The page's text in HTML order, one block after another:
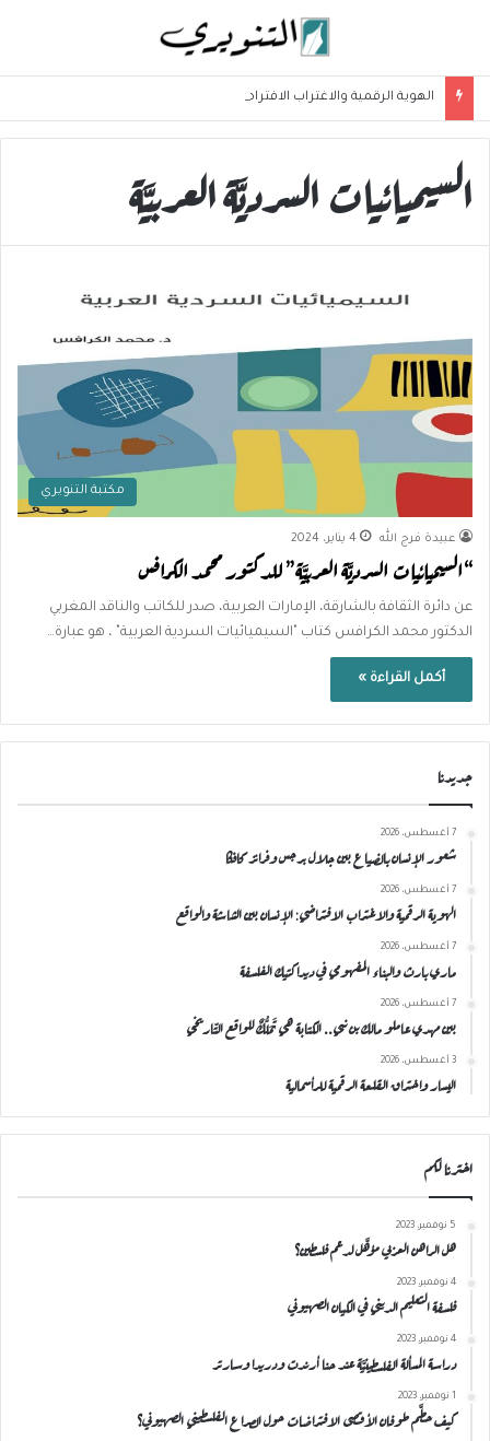
الهوية الرقمية والاغتراب الافتراضي: الإنسان بين الشاشة والواقع
السيميائيات السرديَّة العربيَّة
مكتبة التنويري
عبيدة فرج الله 4 يناير، 2024
“السيميائيات السرديَّة العربيَّة” للدكتور محمد الكرافس
عن دائرة الثقافة بالشارقة، الإمارات العربية، صدر للكاتب والناقد المغربي
الدكتور محمد الكرافس كتاب "السيميائيات السردية العربية" ، هو عبارة…
أكمل القراءة »
جديدنا
7 أغسطس، 2026
شعور الإنسان بالضياع بين جلال برجس وفرانز كافكا
7 أغسطس، 2026
الهوية الرقمية والاغتراب الافتراضي: الإنسان بين الشاشة والواقع
7 أغسطس، 2026
ماري بارث والبناء المفهومي في ديداكتيك الفلسفة
7 أغسطس، 2026
بين مهدي عاملو مالك بن نبي.. الكتابة هي تَمَلُّكٌ للواقع التّاريخي
3 أغسطس، 2026
اليسار واختراق القلعة الرقمية للرأسمالية
اخترنا لكم
5 نوفمبر، 2023
هل الراهن العربي مؤهَّل لدعم فلسطين؟
4 نوفمبر، 2023
فلسفة التعليم الديني في الكيان الصهيوني
4 نوفمبر، 2023
دراسة المسألة الفلسطينيَّة عند حنا أرندت ودريدا وسارتر
1 نوفمبر، 2023
كيف حطَّم طوفان الأقصى الافتراضات حول الصراع الفلسطيني الصهيوني؟